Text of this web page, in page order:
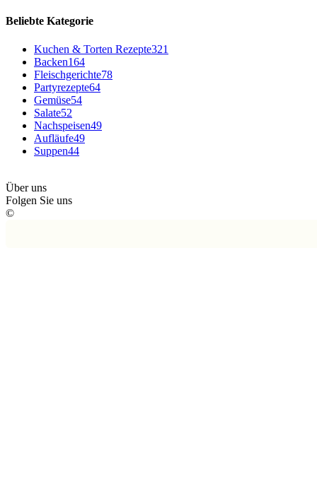
Beliebte Kategorie
Kuchen & Torten Rezepte321
Backen164
Fleischgerichte78
Partyrezepte64
Gemüse54
Salate52
Nachspeisen49
Aufläufe49
Suppen44
Über uns
Folgen Sie uns
©